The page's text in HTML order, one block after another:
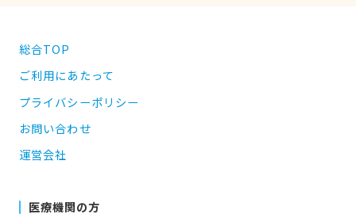
総合TOP
ご利用にあたって
プライバシーポリシー
お問い合わせ
運営会社
医療機関の方